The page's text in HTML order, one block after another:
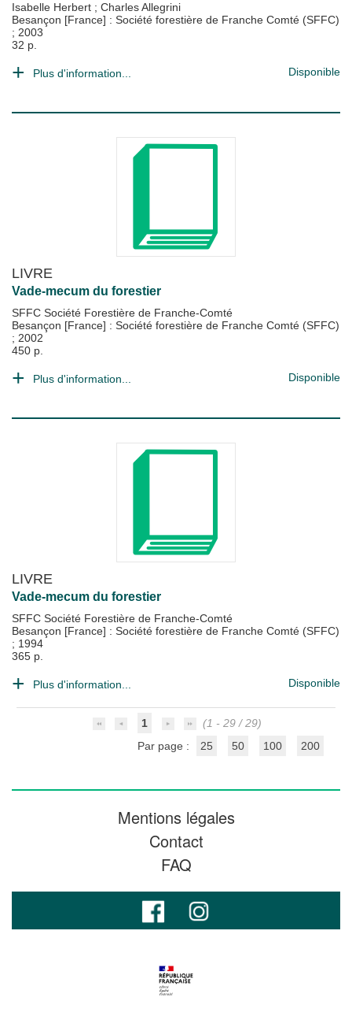
Isabelle Herbert ; Charles Allegrini
Besançon [France] : Société forestière de Franche Comté (SFFC)
; 2003
32 p.
Plus d'information... Disponible
LIVRE
Vade-mecum du forestier
SFFC Société Forestière de Franche-Comté
Besançon [France] : Société forestière de Franche Comté (SFFC)
; 2002
450 p.
Plus d'information... Disponible
LIVRE
Vade-mecum du forestier
SFFC Société Forestière de Franche-Comté
Besançon [France] : Société forestière de Franche Comté (SFFC)
; 1994
365 p.
Plus d'information... Disponible
1
(1 - 29 / 29)
Par page :
25 50 100 200
Mentions légales
Contact
FAQ